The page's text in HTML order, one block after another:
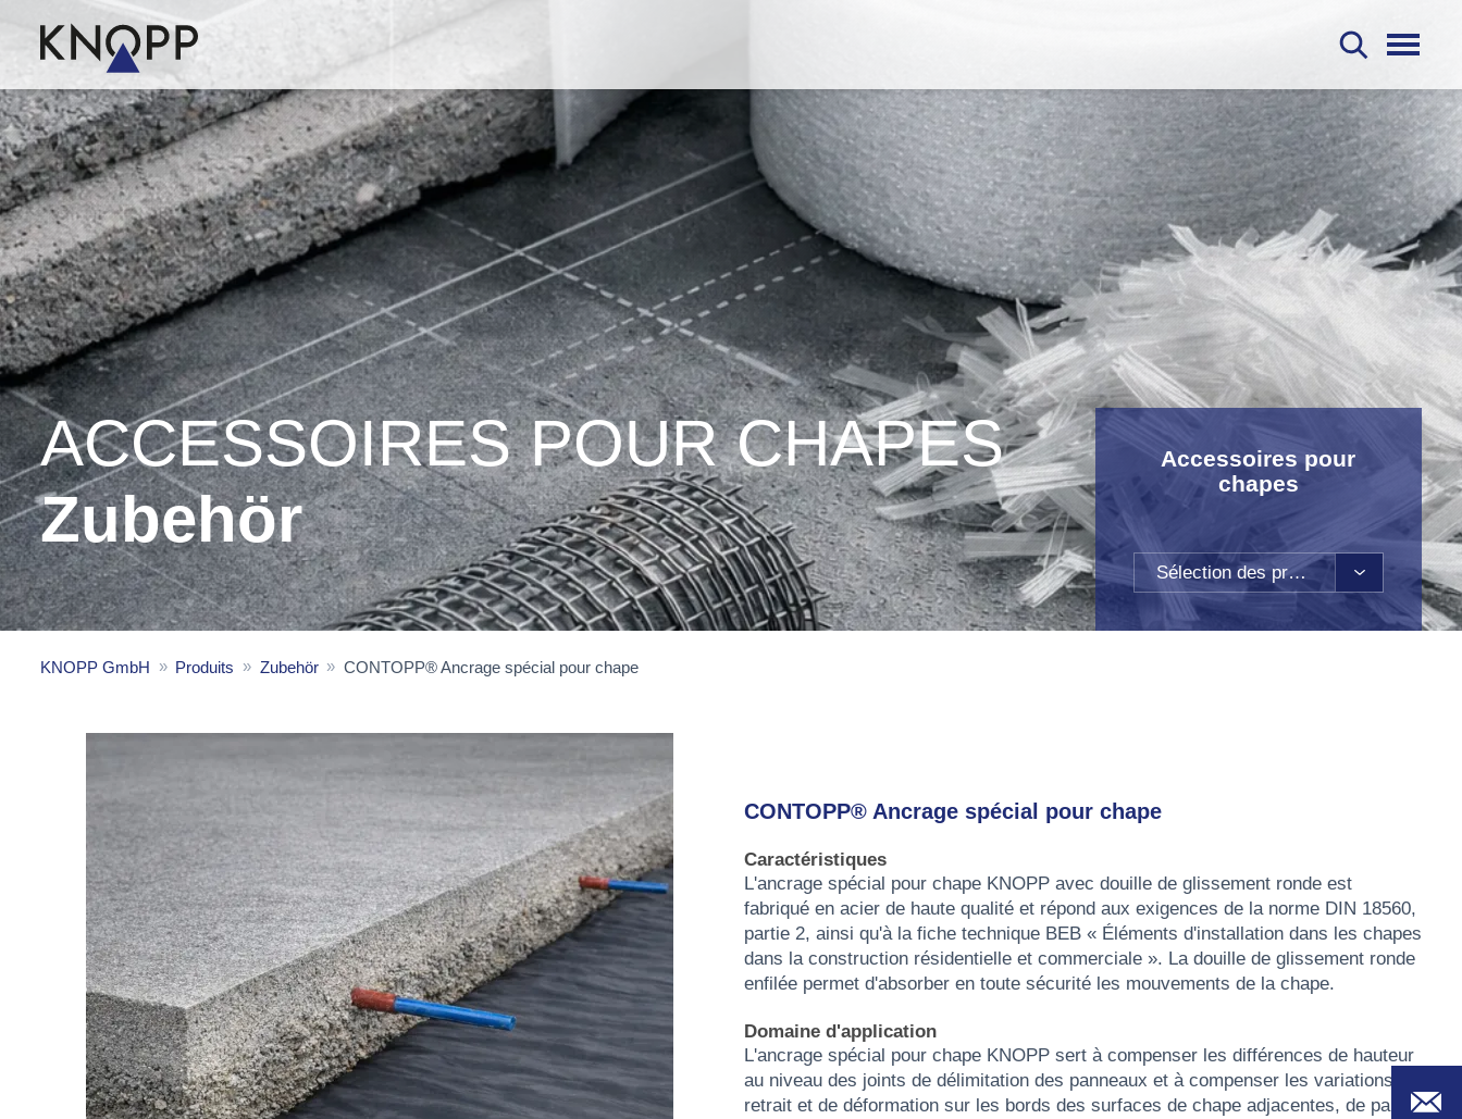
ACCESSOIRES POUR CHAPES
Zubehör
Accessoires pour
chapes
Sélection des produits
KNOPP GmbH Produits Zubehör CONTOPP® Ancrage spécial pour chape
CONTOPP® Ancrage spécial pour chape
Caractéristiques
L'ancrage spécial pour chape KNOPP avec douille de glissement ronde est
fabriqué en acier de haute qualité et répond aux exigences de la norme DIN 18560,
partie 2, ainsi qu'à la fiche technique BEB « Éléments d'installation dans les chapes
dans la construction résidentielle et commerciale ». La douille de glissement ronde
enfilée permet d'absorber en toute sécurité les mouvements de la chape.
Domaine d'application
L'ancrage spécial pour chape KNOPP sert à compenser les différences de hauteur
au niveau des joints de délimitation des panneaux et à compenser les variations de
retrait et de déformation sur les bords des surfaces de chape adjacentes, de part